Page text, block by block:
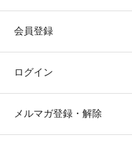
会員登録
ログイン
メルマガ登録・解除